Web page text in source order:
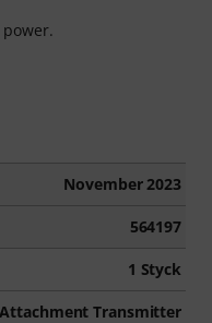
November 2023
564197
1 Styck
Attachment Transmitter